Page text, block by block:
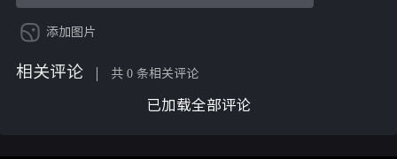
添加图片
相关评论 共 0 条相关评论
已加载全部评论